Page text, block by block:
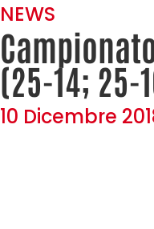
NEWS
Campionato
(25-14; 25-
10 Dicembre